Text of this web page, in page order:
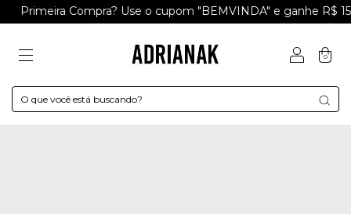
Primeira Compra? Use o cupom "BEMVINDA" e ganhe R$ 15
0